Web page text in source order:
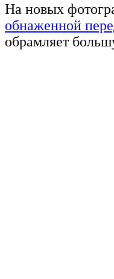
На новых
обнаженной
обрамляет